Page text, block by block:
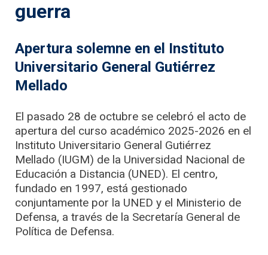
guerra
Apertura solemne en el Instituto
Universitario General Gutiérrez
Mellado
El pasado 28 de octubre se celebró el acto de
apertura del curso académico 2025-2026 en el
Instituto Universitario General Gutiérrez
Mellado (IUGM) de la Universidad Nacional de
Educación a Distancia (UNED). El centro,
fundado en 1997, está gestionado
conjuntamente por la UNED y el Ministerio de
Defensa, a través de la Secretaría General de
Política de Defensa.